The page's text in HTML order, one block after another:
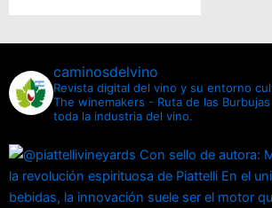
caminosdelvino
Revista digital del vino y su entorno
The winemakers - Ruta de las
toda la industria del vino.